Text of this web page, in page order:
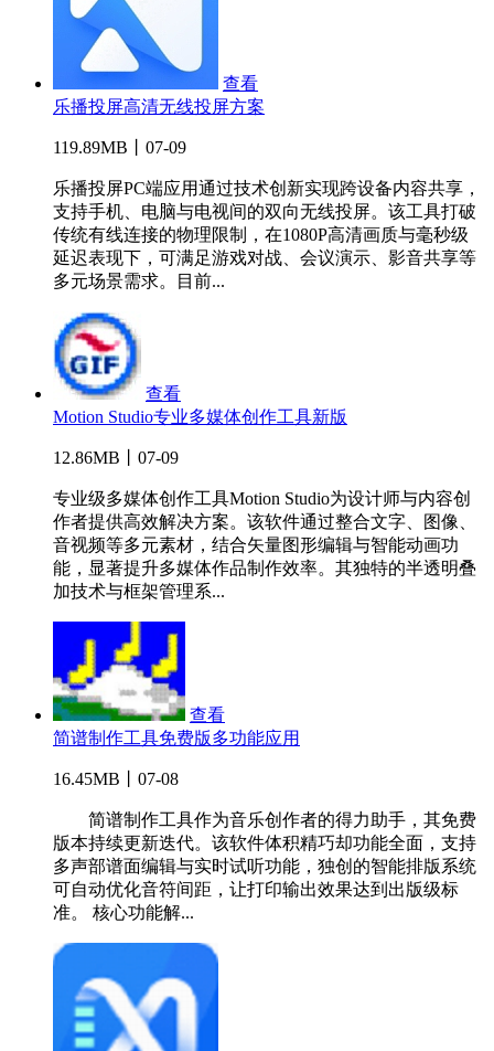
查看
乐播投屏高清无线投屏方案
119.89MB丨07-09
乐播投屏PC端应用通过技术创新实现跨设备内容共享，
支持手机、电脑与电视间的双向无线投屏。该工具打破
传统有线连接的物理限制，在1080P高清画质与毫秒级
延迟表现下，可满足游戏对战、会议演示、影音共享等
多元场景需求。目前...
查看
Motion Studio专业多媒体创作工具新版
12.86MB丨07-09
专业级多媒体创作工具Motion Studio为设计师与内容创
作者提供高效解决方案。该软件通过整合文字、图像、
音视频等多元素材，结合矢量图形编辑与智能动画功
能，显著提升多媒体作品制作效率。其独特的半透明叠
加技术与框架管理系...
查看
简谱制作工具免费版多功能应用
16.45MB丨07-08
简谱制作工具作为音乐创作者的得力助手，其免费
版本持续更新迭代。该软件体积精巧却功能全面，支持
多声部谱面编辑与实时试听功能，独创的智能排版系统
可自动优化音符间距，让打印输出效果达到出版级标
准。 核心功能解...